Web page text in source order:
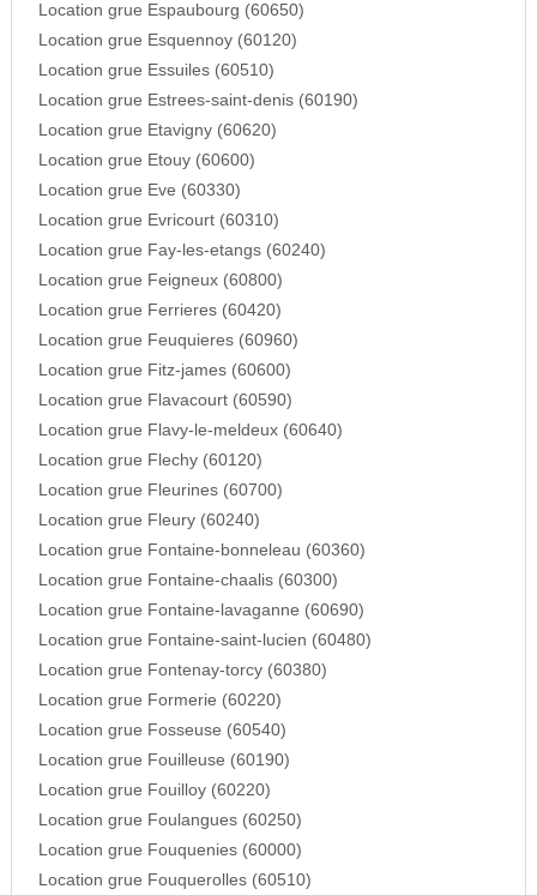
Location grue Espaubourg (60650)
Location grue Esquennoy (60120)
Location grue Essuiles (60510)
Location grue Estrees-saint-denis (60190)
Location grue Etavigny (60620)
Location grue Etouy (60600)
Location grue Eve (60330)
Location grue Evricourt (60310)
Location grue Fay-les-etangs (60240)
Location grue Feigneux (60800)
Location grue Ferrieres (60420)
Location grue Feuquieres (60960)
Location grue Fitz-james (60600)
Location grue Flavacourt (60590)
Location grue Flavy-le-meldeux (60640)
Location grue Flechy (60120)
Location grue Fleurines (60700)
Location grue Fleury (60240)
Location grue Fontaine-bonneleau (60360)
Location grue Fontaine-chaalis (60300)
Location grue Fontaine-lavaganne (60690)
Location grue Fontaine-saint-lucien (60480)
Location grue Fontenay-torcy (60380)
Location grue Formerie (60220)
Location grue Fosseuse (60540)
Location grue Fouilleuse (60190)
Location grue Fouilloy (60220)
Location grue Foulangues (60250)
Location grue Fouquenies (60000)
Location grue Fouquerolles (60510)